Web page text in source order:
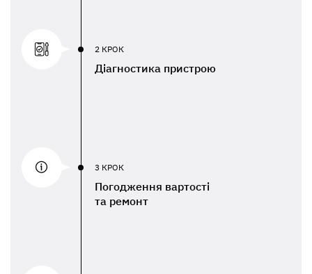
2 КРОК
Діагностика пристрою
3 КРОК
Погодження вартості
та ремонт